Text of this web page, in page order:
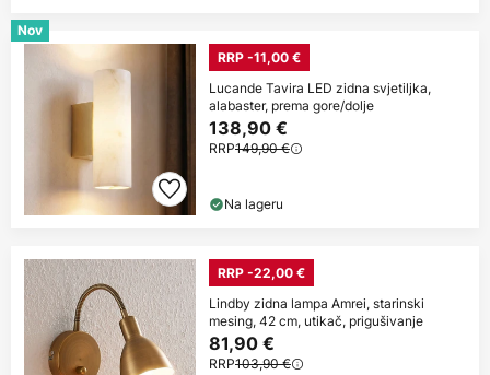
Nov
RRP -11,00 €
Lucande Tavira LED zidna svjetiljka,
alabaster, prema gore/dolje
138,90 €
RRP149,90 €
Na lageru
RRP -22,00 €
Lindby zidna lampa Amrei, starinski
mesing, 42 cm, utikač, prigušivanje
81,90 €
RRP103,90 €